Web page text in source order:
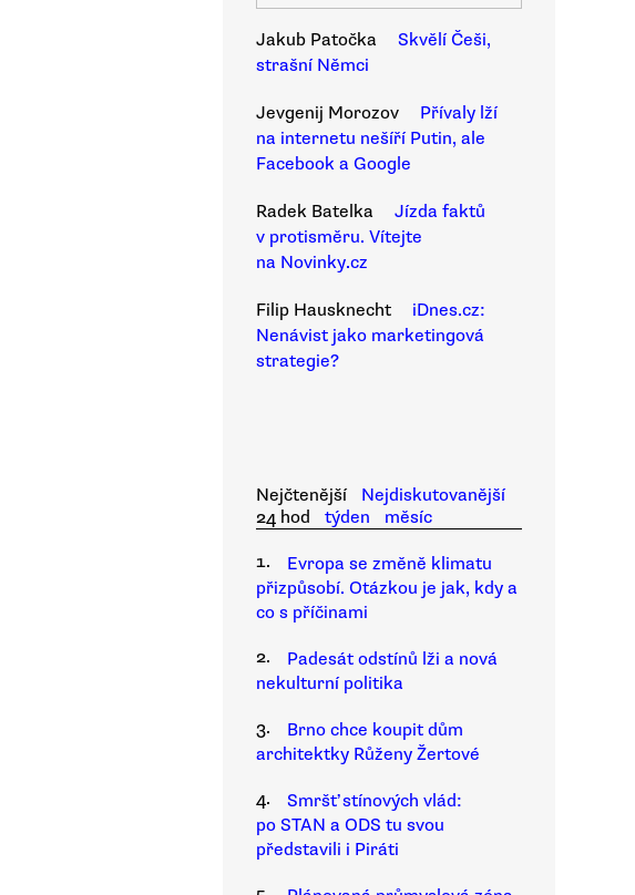
Jakub Patočka
Skvělí Češi,
strašní Němci
Jevgenij Morozov
Přívaly lží
na internetu nešíří Putin, ale
Facebook a Google
Radek Batelka
Jízda faktů
v protisměru. Vítejte
na Novinky.cz
Filip Hausknecht
iDnes.cz:
Nenávist jako marketingová
strategie?
Nejčtenější
Nejdiskutovanější
24 hod
týden
měsíc
1.
Evropa se změně klimatu
přizpůsobí. Otázkou je jak, kdy a
co s příčinami
2.
Padesát odstínů lži a nová
nekulturní politika
3.
Brno chce koupit dům
architektky Růženy Žertové
4.
Smršť stínových vlád:
po STAN a ODS tu svou
představili i Piráti